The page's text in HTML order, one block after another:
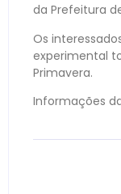
da Prefeitura
Os
experimental
Primavera.
Informações